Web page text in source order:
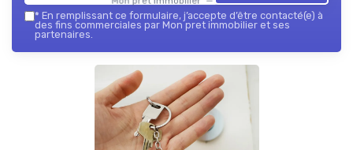
* En remplissant ce formulaire, j’accepte d’être contacté(e) à
des fins commerciales par Mon pret immobilier et ses
partenaires.